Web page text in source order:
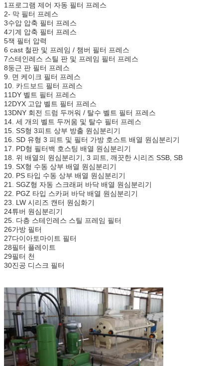
1프로그램 제어 자동 필터 프레스
2- 막 필터 프레스
3수압 압축 필터 프레스
4기계 압축 필터 프레스
5잭 필터 압력
6 cast 철판 및 프레임 / 챔버 필터 프레스
7스테인레스 스틸 판 및 프레임 필터 프레스
8둥근 판 필터 프레스
9. 면 케이크 필터 프레스
10. 카드보드 필터 프레스
11DY 벨트 필터 프레스
12DYX 고압 벨트 필터 프레스
13DNY 회전 드럼 두꺼워 / 탈수 벨트 필터 프레스
14. 세 개의 벨트 두꺼움 및 탈수 필터 프레스
15. SS형 3피트 상부 방출 원심분리기
16. SD 유형 3 피트 및 필터 가방 호스트 배열 원심분리기
17. PD형 필터백 호스팅 배열 원심분리기
18. 위 배열의 원심분리기, 3 피트, 깨끗한 시리즈 SSB, SB
19. SX형 수동 상부 배열 원심분리기
20. PS 타입 수동 상부 배열 원심분리기
21. SGZ형 자동 스크래퍼 바닥 배열 원심분리기
22. PGZ 타입 스카퍼 바닥 배열 원심분리기
23. LW 시리즈 캔터 원심화기
24튜버 원심분리기
25. 다층 스테인레스 스틸 프레임 필터
26가방 필터
27다이아토마이트 필터
28필터 플레이트
29필터 천
30진공 디스크 필터